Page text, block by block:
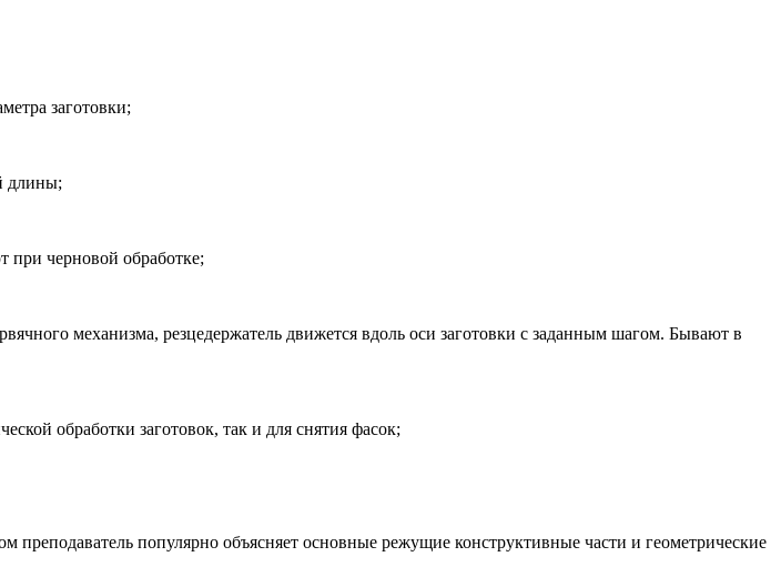
заготовки;
длины;
при черновой обработке;
механизма, резцедержатель движется вдоль оси заготовки с заданным шагом. Бывают в
обработки заготовок, так и для снятия фасок;
популярно объясняет основные режущие конструктивные части и геометрические